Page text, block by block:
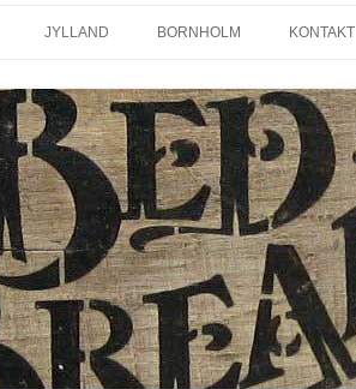
JYLLAND
MIDTJYLLAND
ØSTJYLLAND
SØNDERJYLLAND
BORNHOLM KONTAKT